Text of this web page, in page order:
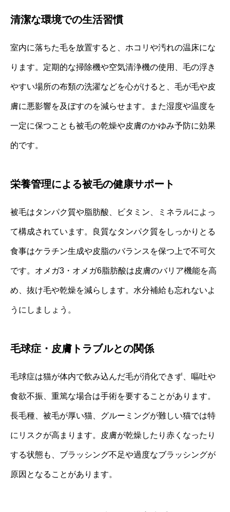
清潔な環境での生活習慣
室内に落ちた毛を放置すると、ホコリや汚れの温床にな
ります。定期的な掃除機や空気清浄機の使用、毛の浮き
やすい場所の布類の洗濯などを心がけると、毛が毛や皮
膚に悪影響を及ぼすのを減らせます。また湿度や温度を
一定に保つことも被毛の乾燥や皮膚のかゆみ予防に効果
的です。
栄養管理による被毛の健康サポート
被毛はタンパク質や脂肪酸、ビタミン、ミネラルによっ
て構成されています。良質なタンパク質をしっかりとる
食事はケラチン生成や皮脂のバランスを保つ上で不可欠
です。オメガ3・オメガ6脂肪酸は皮膚のバリア機能を高
め、抜け毛や乾燥を減らします。水分補給も忘れないよ
うにしましょう。
毛球症・皮膚トラブルとの関係
毛球症は猫が体内で飲み込んだ毛が消化できず、嘔吐や
食欲不振、重篤な場合は手術を要することがあります。
長毛種、被毛が厚い猫、グルーミングが難しい猫では特
にリスクが高まります。皮膚が乾燥したり赤くなったり
する状態も、ブラッシング不足や過度なブラッシングが
原因となることがあります。